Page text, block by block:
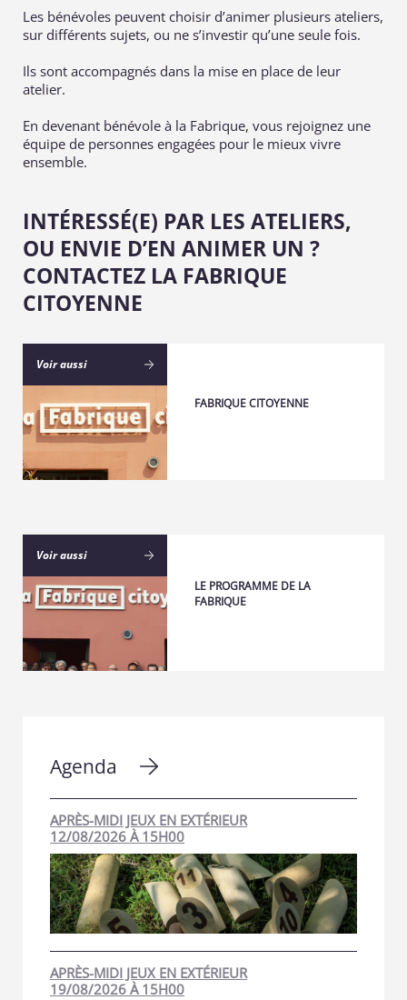
Les bénévoles peuvent choisir d’animer plusieurs ateliers,
sur différents sujets, ou ne s’investir qu’une seule fois.
Ils sont accompagnés dans la mise en place de leur
atelier.
En devenant bénévole à la Fabrique, vous rejoignez une
équipe de personnes engagées pour le mieux vivre
ensemble.
INTÉRESSÉ(E) PAR LES ATELIERS,
OU ENVIE D’EN ANIMER UN ?
CONTACTEZ LA FABRIQUE
CITOYENNE
Voir aussi
FABRIQUE CITOYENNE
Voir aussi
LE PROGRAMME DE LA
FABRIQUE
Agenda
APRÈS-MIDI JEUX EN EXTÉRIEUR
12/08/2026 À 15H00
APRÈS-MIDI JEUX EN EXTÉRIEUR
19/08/2026 À 15H00